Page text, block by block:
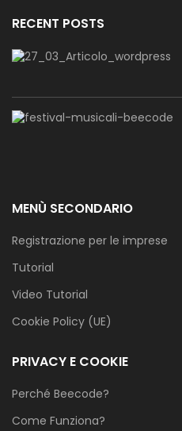
RECENT POSTS
MENÙ SECONDARIO
Registrazione per le imprese
Tutorial
Video Tutorial
Cookie Policy (UE)
PRIVACY E COOKIE
Perché Beecode?
Come Funziona?